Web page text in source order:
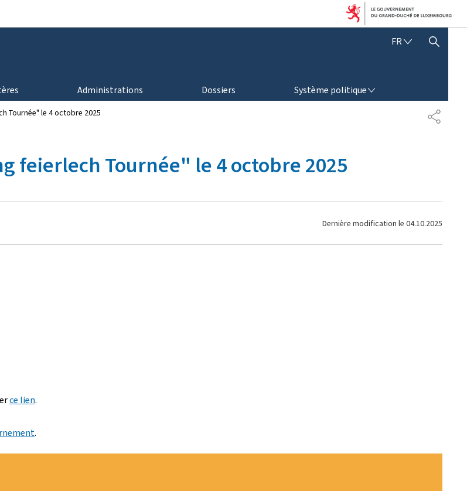
FRF
A
AFFICHER / MASQUER LA RECHERCHE
Administrations Dossiers Système politique
P
A
Tournée" le 4 octobre 2025
feierlech Tournée" le 4 octobre 2025
Dernière modification le 04.10.2025
ce lien.
.